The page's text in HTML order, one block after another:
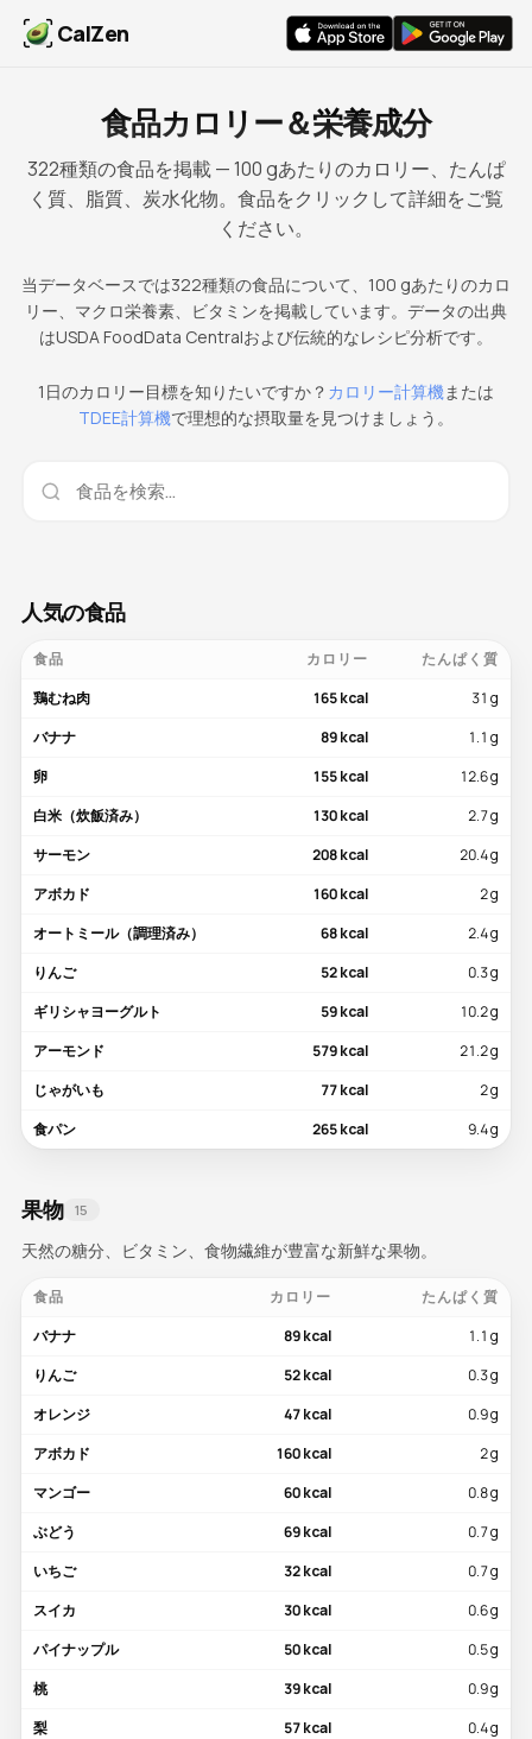
CalZen
食品カロリー＆栄養成分
322種類の食品を掲載 — 100 gあたりのカロリー、たんぱ
く質、脂質、炭水化物。食品をクリックして詳細をご覧
ください。
当データベースでは322種類の食品について、100 gあたりのカロ
リー、マクロ栄養素、ビタミンを掲載しています。データの出典
はUSDA FoodData Centralおよび伝統的なレシピ分析です。
1日のカロリー目標を知りたいですか？ カロリー計算機または
TDEE計算機で理想的な摂取量を見つけましょう。
人気の食品
食品 カロリー
たんぱく質
鶏むね肉
165 kcal
31 g
バナナ
89 kcal
1.1 g
卵
155 kcal
12.6 g
白米（炊飯済み）
130 kcal
2.7 g
サーモン
208 kcal
20.4 g
アボカド
160 kcal
2 g
オートミール（調理済み）
68 kcal
2.4 g
りんご
52 kcal
0.3 g
ギリシャヨーグルト
59 kcal
10.2 g
アーモンド
579 kcal
21.2 g
じゃがいも
77 kcal
2 g
食パン
265 kcal 9.4 g
果物 15
天然の糖分、ビタミン、食物繊維が豊富な新鮮な果物。
食品 カロリー
たんぱく質
バナナ
89 kcal
1.1 g
りんご
52 kcal
0.3 g
オレンジ
47 kcal
0.9 g
アボカド
160 kcal
2 g
マンゴー
60 kcal
0.8 g
ぶどう
69 kcal
0.7 g
いちご
32 kcal
0.7 g
スイカ
30 kcal
0.6 g
パイナップル
50 kcal
0.5 g
桃
39 kcal
0.9 g
梨
57 kcal
0.4 g